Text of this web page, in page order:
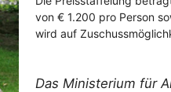
von € 1.200 pro Person
wird auf
Das Ministerium für